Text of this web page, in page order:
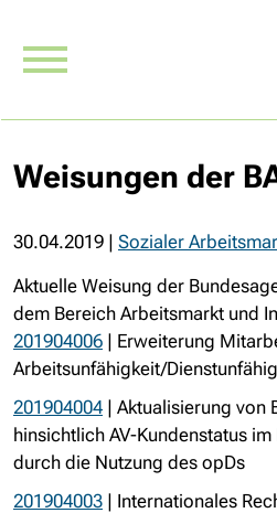
Weisungen der
30.04.2019 | Sozialer
Aktuelle Weisung der
dem Bereich Arbeitsmarkt und
201904006 | Erweiterung
Arbeitsunfähigkeit/
201904004 | Aktualisierung von
hinsichtlich AV-Kundenstatus im
durch die Nutzung des opDs
201904003 | Internationales